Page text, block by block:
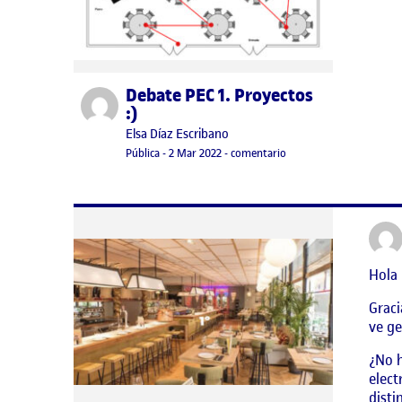
Publicado porDebate PEC 1. Proyectos
:)
Publicado por
Elsa Díaz Escribano
Visibilidad:
Pública-Fecha de publicación
2 Mar 2022-comentario
Hola
ve
¿No